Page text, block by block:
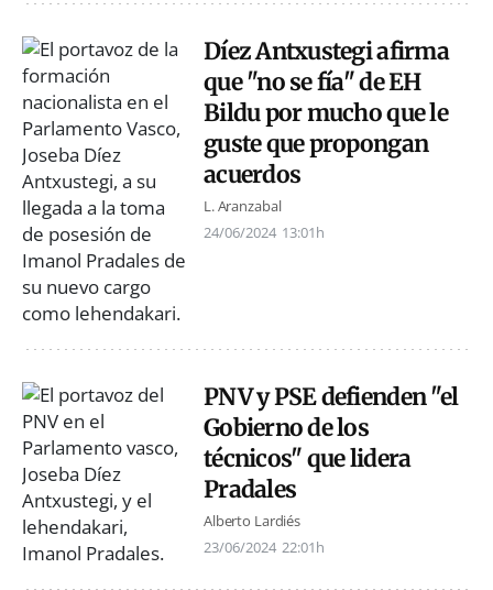
Díez Antxustegi afirma
que "no se fía" de EH
Bildu por mucho que le
guste que propongan
acuerdos
L. Aranzabal
24/06/2024 13:01h
PNV y PSE defienden "el
Gobierno de los
técnicos" que lidera
Pradales
Alberto Lardiés
23/06/2024 22:01h